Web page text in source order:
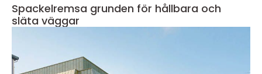
Spackelremsa grunden för hållbara och
släta väggar